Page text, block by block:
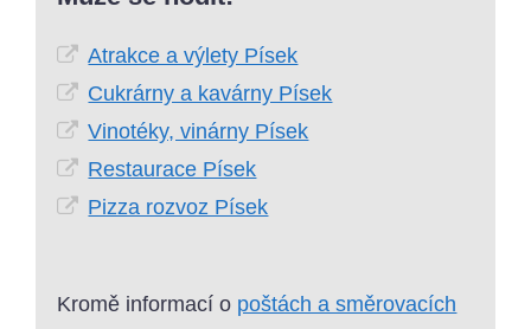
Atrakce a výlety Písek
Cukrárny a kavárny Písek
Vinotéky, vinárny Písek
Restaurace Písek
Pizza rozvoz Písek
Kromě informací o poštách a směrovacích